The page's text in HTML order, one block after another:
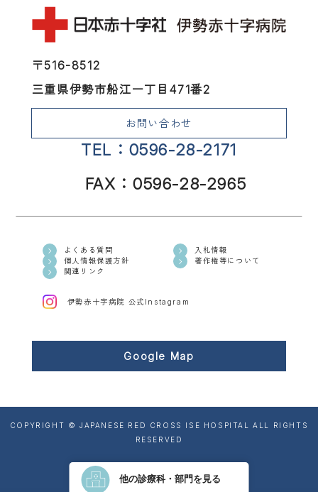
〒516-8512
三重県伊勢市船江一丁目471番2
お問い合わせ
TEL：0596-28-2171
FAX：0596-28-2965
よくある質問
入札情報
個人情報保護方針
著作権等について
関連リンク
伊勢赤十字病院 公式Instagram
Google Map
COPYRIGHT © JAPANESE RED CROSS ISE HOSPITAL ALL RIGHTS
RESERVED
他の診療科・部門を見る